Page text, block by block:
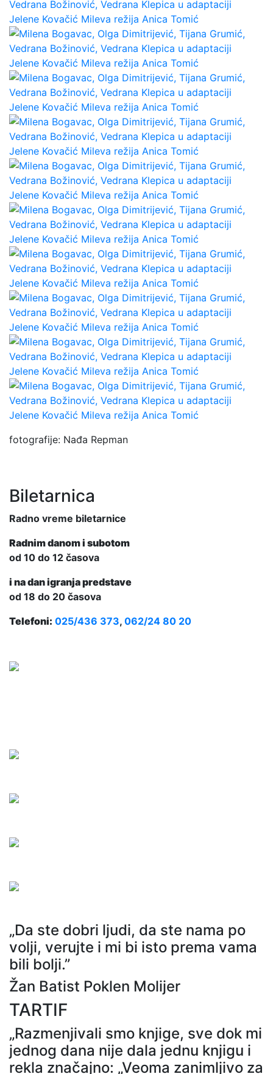
fotografije: Nađa Repman
Biletarnica
Radno vreme biletarnice
Radnim danom i subotom
od 10 do 12 časova
i na dan igranja predstave
od 18 do 20 časova
Telefoni: 025/436 373, 062/24 80 20
„Da ste dobri ljudi, da ste nama po
volji, verujte i mi bi isto prema vama
bili bolji.”
Žan Batist Poklen Molijer
TARTIF
„Razmenjivali smo knjige, sve dok mi
jednog dana nije dala jednu knjigu i
rekla značajno: „Veoma zanimljivo za